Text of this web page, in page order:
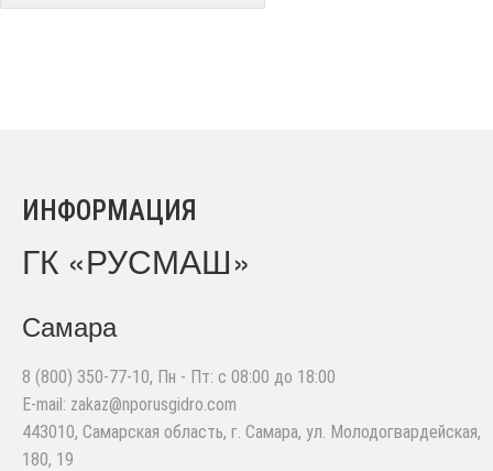
ИНФОРМАЦИЯ
ГК «РУСМАШ»
Самара
8 (800) 350-77-10, Пн - Пт: с 08:00 до 18:00
E-mail: zakaz@nporusgidro.com
443010, Самарская область, г. Самара, ул. Молодогвардейская,
180, 19